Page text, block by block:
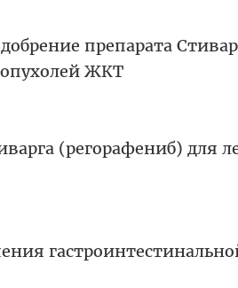
препарата
ЖКТ
(регорафениб) для